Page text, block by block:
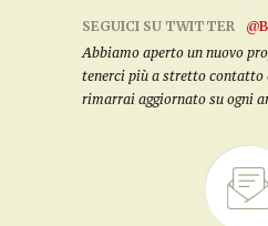
SEGUICI SU TWITTER
Abbiamo aperto un nuovo
tenerci più a stretto contatto
rimarrai aggiornato su ogni